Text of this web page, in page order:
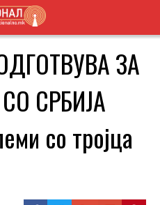
ЗА
СРБИЈА
со тројца